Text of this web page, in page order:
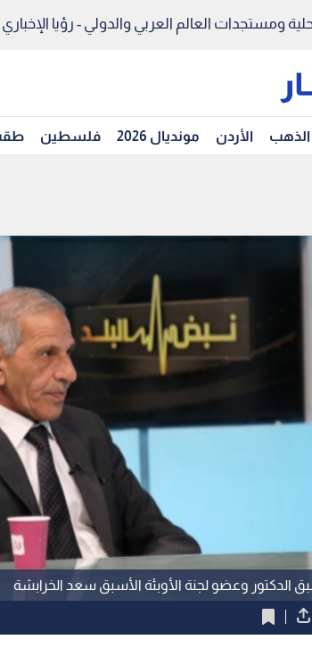
ومستجدات العالم العربي والدولي - رؤيا الإخباري
الذهب الأردن مونديال 2026 فلسطين
الدكتور وعضو لجنة الأوبئة الأسبق سعد الخرابشة